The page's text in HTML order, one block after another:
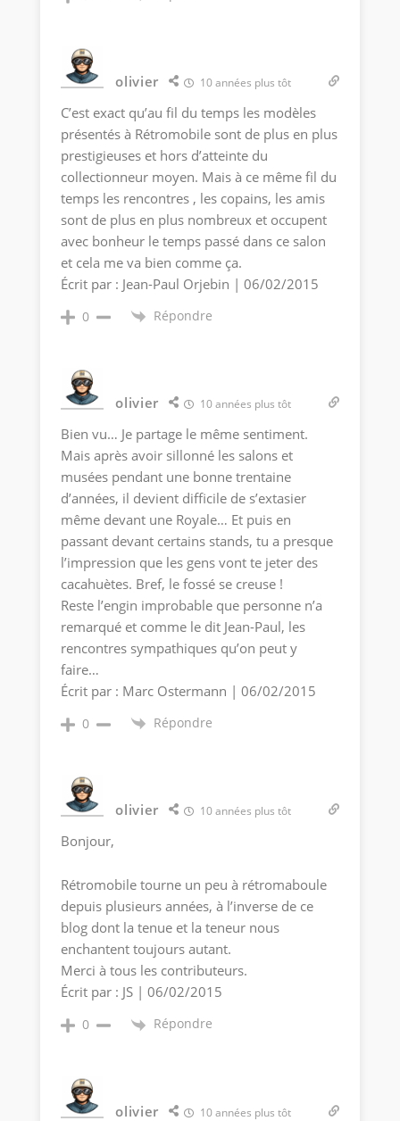
olivier 10 années plus tôt
C’est exact qu’au fil du temps les modèles
présentés à Rétromobile sont de plus en plus
prestigieuses et hors d’atteinte du
collectionneur moyen. Mais à ce même fil du
temps les rencontres , les copains, les amis
sont de plus en plus nombreux et occupent
avec bonheur le temps passé dans ce salon
et cela me va bien comme ça.
Écrit par : Jean-Paul Orjebin | 06/02/2015
0 Répondre
olivier 10 années plus tôt
Bien vu… Je partage le même sentiment.
Mais après avoir sillonné les salons et
musées pendant une bonne trentaine
d’années, il devient difficile de s’extasier
même devant une Royale… Et puis en
passant devant certains stands, tu a presque
l’impression que les gens vont te jeter des
cacahuètes. Bref, le fossé se creuse !
Reste l’engin improbable que personne n’a
remarqué et comme le dit Jean-Paul, les
rencontres sympathiques qu’on peut y
faire…
Écrit par : Marc Ostermann | 06/02/2015
0 Répondre
olivier 10 années plus tôt
Bonjour,
Rétromobile tourne un peu à rétromaboule
depuis plusieurs années, à l’inverse de ce
blog dont la tenue et la teneur nous
enchantent toujours autant.
Merci à tous les contributeurs.
Écrit par : JS | 06/02/2015
0 Répondre
olivier 10 années plus tôt